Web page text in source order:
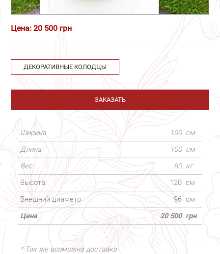
Цена: 20 500 грн
ДЕКОРАТИВНЫЕ КОЛОДЦЫ
ЗАКАЗАТЬ
Ширина 100 см
Длина
100 см
Вес
60 кг
Высота
120 см
Внешний диаметр
96 см
Цена
20 500 грн
* Так же возможна доставка